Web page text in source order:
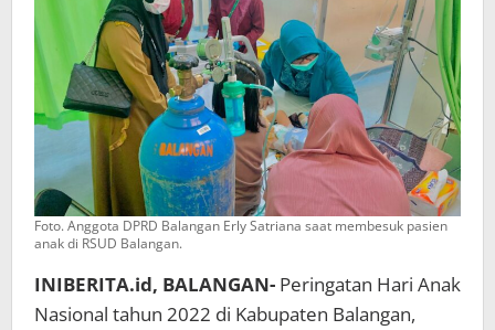
Foto. Anggota DPRD Balangan Erly Satriana saat membesuk pasien
anak di RSUD Balangan.
INIBERITA.id, BALANGAN- Peringatan Hari Anak
Nasional tahun 2022 di Kabupaten Balangan,